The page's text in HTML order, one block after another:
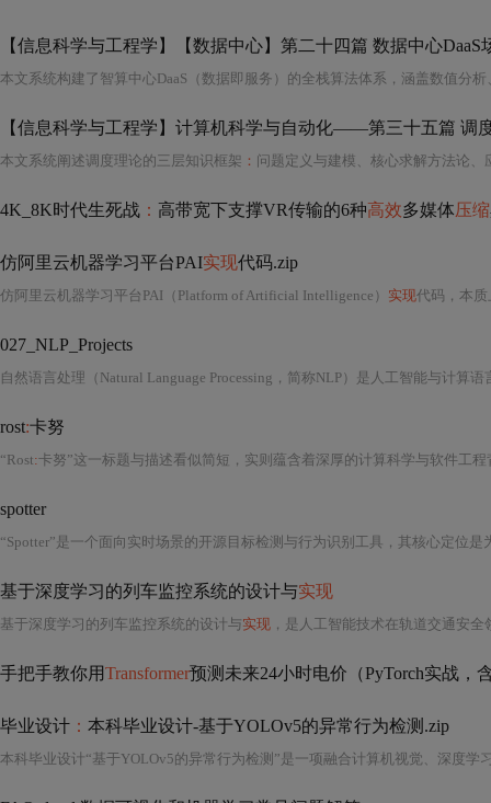
【信息科学与工程学】【数据中心】第二十四篇 数据中心DaaS
本文系统阐述调度理论的三层知识框架 ： 问题定义与建模、核心求解方法论、应用前沿；重点解析主动I/O设备任务设计六原则及并发单元识别；全面梳理覆盖基础至前沿的资源调度算法谱系，包括存储、网络（含5G/6G、MAC/路
4K_8K时代生死战 ： 高带宽下支撑VR传输的6种高效多媒体压缩
仿阿里云机器学习平台PAI实现代码.zip
仿阿里云机器学习平台PAI（Platform of Artificial Intelligence） 实现代码，本质上是一个面向工业级机
027_NLP_Projects
rost:卡努
“Rost:卡努”这一标题与描述看似简短，实则蕴含着深厚的计算科学与软件工程背景，尤其指向一个以模式识别、数据处理与信息提取为核心目标的开源算法项目。从标签“rost, 卡努, 算法, 代码分析, 主分支, 项目, 数据处理, 信息提取, 模
spotter
基于深度学习的列车监控系统的设计与实现
基于深度学习的列车监控系统的设计与实现 ，是人工智能技术在轨道交通安全领域落地应用的重要范例，其核心在于将前沿的计算机视觉算法、深度神经网络建模能力与铁路运营的实际需求深度融合，构建具备高鲁棒性、低延迟、强泛化能力的智能感知平台。该系统并非传统视频监控的简
手把手教你用Transformer预测未来24小时电价（PyTorch实战，
毕业设计 ： 本科毕业设计-基于YOLOv5的异常行为检测.zip